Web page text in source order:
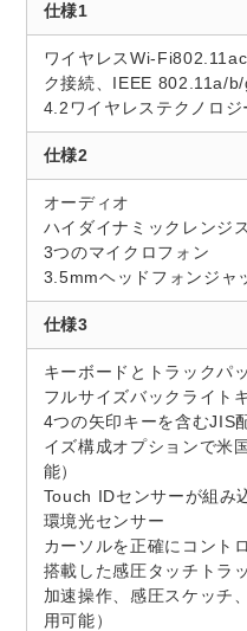
仕様1
ワイヤレスWi-
ク接続、IEEE 802.11a/
4.2ワイヤレステクノロジ
仕様2
オーディオ
ハイダイナミックレンジ
3つのマイクロフォン
3.5mmヘッドフォンジャ
仕様3
キーボードとトラックパ
フルサイズバックライト
4つの矢印キーを含むJIS
イズ構成オプションで米
能）
Touch IDセンサーが組み
環境光センサー
カーソルを正確にコント
搭載した感圧タッチトラ
加速操作、感圧スケッチ
用可能）